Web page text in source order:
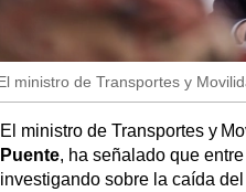
ministro de Transportes y
El ministro de Transportes y
Puente, ha señalado que
investigando sobre la caída